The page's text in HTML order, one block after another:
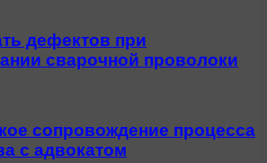
дефектов при
сварочной проволоки
сопровождение процесса
с адвокатом